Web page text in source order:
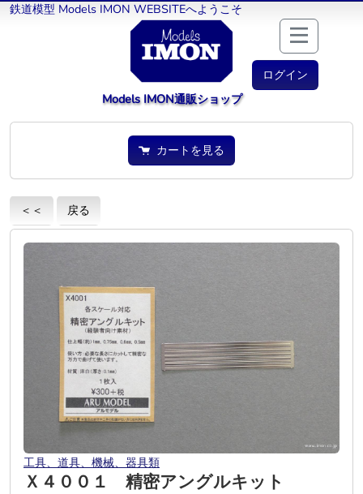
鉄道模型 Models IMON WEBSITEへようこそ
ログイン
Models IMON通販ショップ
カートを見る
＜＜ 戻る
工具、道具、機械、器具類
Ｘ４００１ 精密アングルキット